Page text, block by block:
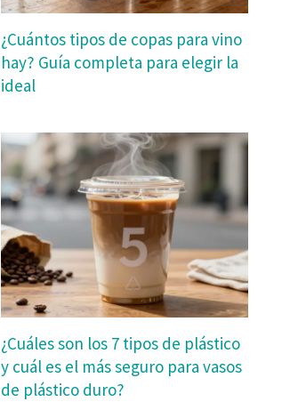
¿Cuántos tipos de copas para vino
hay? Guía completa para elegir la
ideal
¿Cuáles son los 7 tipos de plástico
y cuál es el más seguro para vasos
de plástico duro?